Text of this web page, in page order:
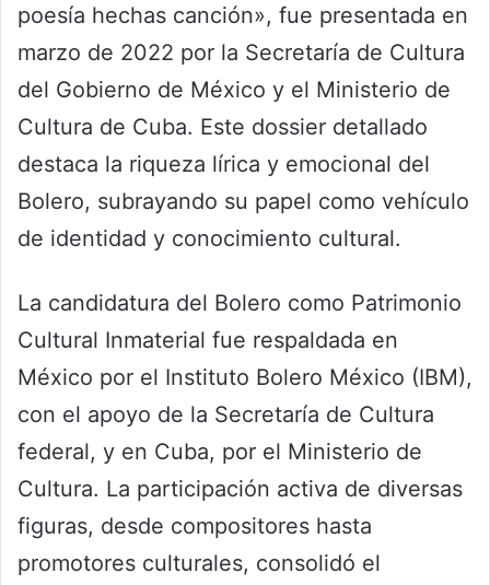
poesía hechas canción», fue presentada en
marzo de 2022 por la Secretaría de Cultura
del Gobierno de México y el Ministerio de
Cultura de Cuba. Este dossier detallado
destaca la riqueza lírica y emocional del
Bolero, subrayando su papel como vehículo
de identidad y conocimiento cultural.
La candidatura del Bolero como Patrimonio
Cultural Inmaterial fue respaldada en
México por el Instituto Bolero México (IBM),
con el apoyo de la Secretaría de Cultura
federal, y en Cuba, por el Ministerio de
Cultura. La participación activa de diversas
figuras, desde compositores hasta
promotores culturales, consolidó el